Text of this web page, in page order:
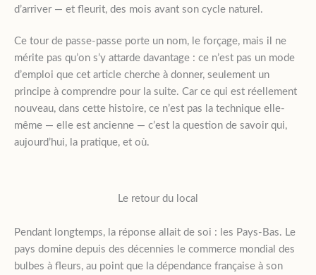
d’arriver — et fleurit, des mois avant son cycle naturel.
Ce tour de passe-passe porte un nom, le forçage, mais il ne
mérite pas qu’on s’y attarde davantage : ce n’est pas un mode
d’emploi que cet article cherche à donner, seulement un
principe à comprendre pour la suite. Car ce qui est réellement
nouveau, dans cette histoire, ce n’est pas la technique elle-
même — elle est ancienne — c’est la question de savoir qui,
aujourd’hui, la pratique, et où.
Le retour du local
Pendant longtemps, la réponse allait de soi : les Pays-Bas. Le
pays domine depuis des décennies le commerce mondial des
bulbes à fleurs, au point que la dépendance française à son